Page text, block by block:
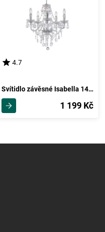
4.7
Svítidlo závěsné Isabella 149cm, 40 Watt
1 199 Kč